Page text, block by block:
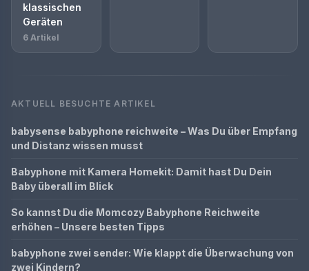
klassischen
Geräten
6 Artikel
AKTUELL BESUCHTE ARTIKEL
babysense babyphone reichweite – Was Du über Empfang
und Distanz wissen musst
Babyphone mit Kamera Homekit: Damit hast Du Dein
Baby überall im Blick
So kannst Du die Momcozy Babyphone Reichweite
erhöhen – Unsere besten Tipps
babyphone zwei sender: Wie klappt die Überwachung von
zwei Kindern?